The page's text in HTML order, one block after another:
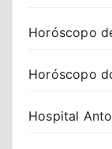
Horóscopo
Horóscopo
Hospital